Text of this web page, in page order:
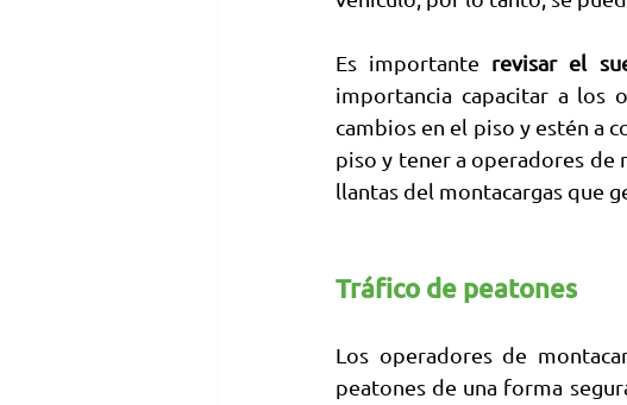
Es importante revisar el
importancia capacitar a los
cambios en el piso y estén a
piso y tener a operadores de
llantas del montacargas que
Tráfico de peatones
Los operadores de
peatones de una forma